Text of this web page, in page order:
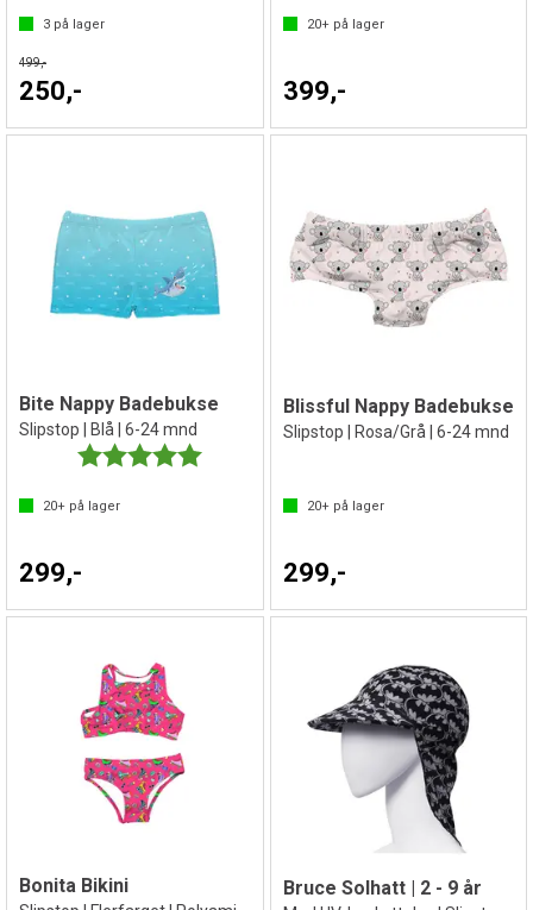
3 på lager
499,-
250,-
20+på lager
399,-
Bite Nappy Badebukse
Slipstop | Blå | 6-24 mnd
Karakter:
5.0 av 5 mulige
20+ på lager
299,-
Blissful Nappy Badebukse
Slipstop | Rosa/Grå | 6-24 mnd
20+på lager
299,-
Bonita Bikini Bruce Solhatt | 2 - 9 år